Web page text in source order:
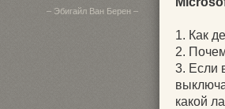
– Эбигайл Ван Берен –
1. Как
2.
3. Если
какой